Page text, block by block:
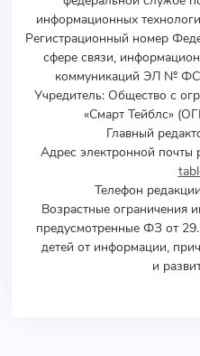
информационных
Регистрационный номер
сфере связи,
коммуникаций ЭЛ № ФС
Учредитель: Общество с
«Смарт Тейблс»
Главный
Адрес электронной почты
Телефон
Возрастные ограничения
предусмотренные ФЗ от
детей от информации,
и